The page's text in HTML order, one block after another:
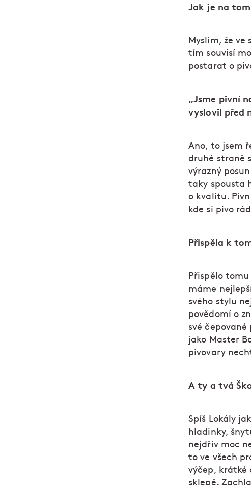
Jak je na
Myslím, že
tím souvisí
postarat o
„Jsme pivní
vyslovil před
Ano, to jsem
druhé straně
výrazný
taky spousta
o kvalitu.
kde si pivo
Přispěla k
Přispělo
máme
svého stylu
povědomí o
své
jako Master
pivovary
A ty a tvá
Spíš Lokály
hladinky,
nejdřív moc
to ve všech
výčep, krátké
sklepě.